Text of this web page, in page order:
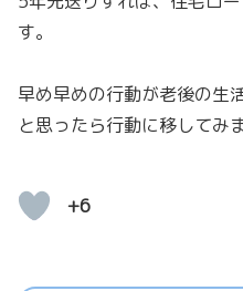
す。
早め早めの行動が老後の生
と思ったら行動に移してみ
+6